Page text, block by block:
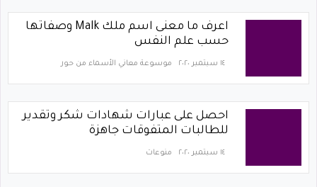
اعرف ما معنى اسم ملك Malk وصفاتها
حسب علم النفس
١٤ سبتمبر ٢٠٢٠ موسوعة معاني الأسماء من حور
احصل على عبارات شهادات شكر وتقدير
للطالبات المتفوقات جاهزة
١٤ سبتمبر ٢٠٢٠ منوعات